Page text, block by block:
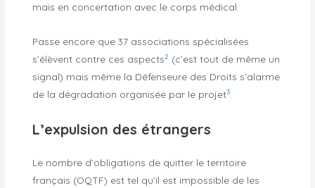
mais en concertation avec le corps médical.
Passe encore que 37 associations spécialisées
s’élèvent contre ces aspects2 (c’est tout de même un
signal) mais même la Défenseure des Droits s’alarme
de la dégradation organisée par le projet3
L’expulsion des étrangers
Le nombre d’obligations de quitter le territoire
français (OQTF) est tel qu’il est impossible de les